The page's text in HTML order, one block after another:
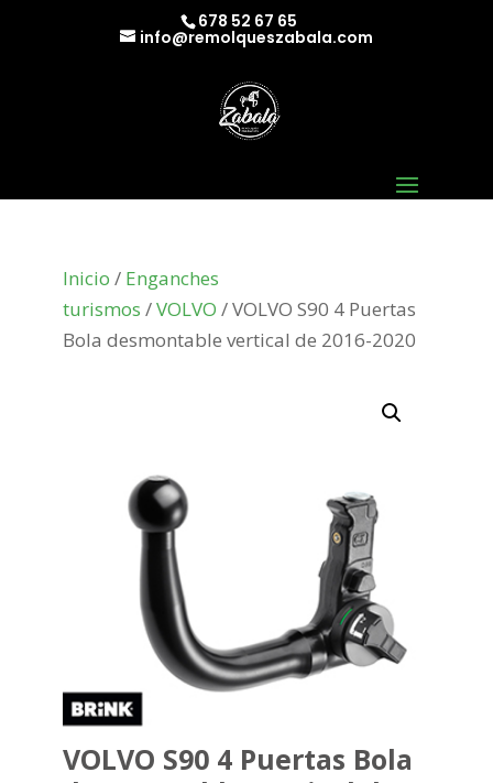
678 52 67 65
info@remolqueszabala.com
Inicio / Enganches
turismos /VOLVO / VOLVO S90 4 Puertas
Bola desmontable vertical de 2016-2020
VOLVO S90 4 Puertas Bola